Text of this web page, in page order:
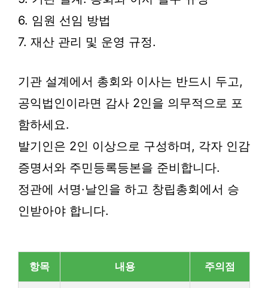
6. 임원 선임 방법
7. 재산 관리 및 운영 규정.
기관 설계에서 총회와 이사는 반드시 두고,
공익법인이라면 감사 2인을 의무적으로 포
함하세요.
발기인은 2인 이상으로 구성하며, 각자 인감
증명서와 주민등록등본을 준비합니다.
정관에 서명·날인을 하고 창립총회에서 승
인받아야 합니다.
항목 내용 주의점